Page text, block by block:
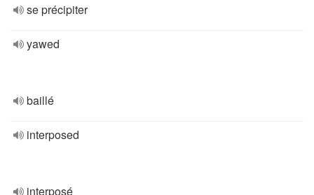
se précipiter
yawed
baillé
interposed
interposé